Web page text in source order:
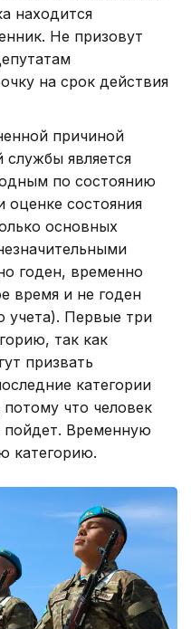
находится
Не призовут
на срок действия
причиной
является
по состоянию
оценке состояния
основных
годен, временно
время и не годен
учета). Первые три
так как
призвать
категории
что человек
пойдет. Временную
категорию.